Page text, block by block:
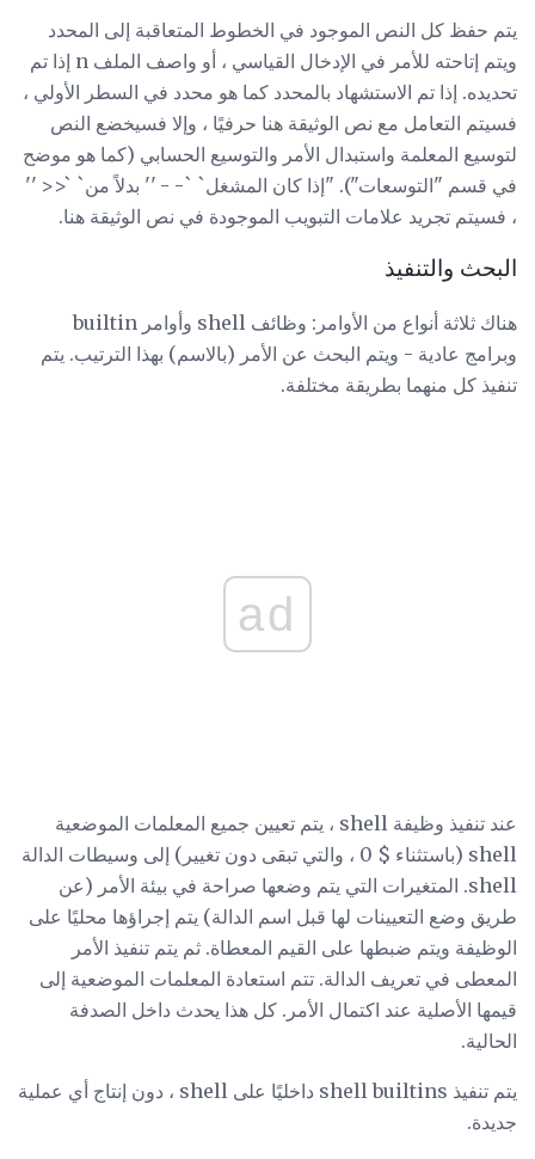
يتم حفظ كل النص الموجود في الخطوط المتعاقبة إلى المحدد
ويتم إتاحته للأمر في الإدخال القياسي ، أو واصف الملف n إذا تم
تحديده. إذا تم الاستشهاد بالمحدد كما هو محدد في السطر الأولي ،
فسيتم التعامل مع نص الوثيقة هنا حرفيًا ، وإلا فسيخضع النص
لتوسيع المعلمة واستبدال الأمر والتوسيع الحسابي (كما هو موضح
في قسم "التوسعات"). "إذا كان المشغل` `- - '' بدلاً من` `<< ''
، فسيتم تجريد علامات التبويب الموجودة في نص الوثيقة هنا.
البحث والتنفيذ
هناك ثلاثة أنواع من الأوامر: وظائف shell وأوامر builtin
وبرامج عادية - ويتم البحث عن الأمر (بالاسم) بهذا الترتيب. يتم
تنفيذ كل منهما بطريقة مختلفة.
ad
عند تنفيذ وظيفة shell ، يتم تعيين جميع المعلمات الموضعية
shell (باستثناء $ 0 ، والتي تبقى دون تغيير) إلى وسيطات الدالة
shell. المتغيرات التي يتم وضعها صراحة في بيئة الأمر (عن
طريق وضع التعيينات لها قبل اسم الدالة) يتم إجراؤها محليًا على
الوظيفة ويتم ضبطها على القيم المعطاة. ثم يتم تنفيذ الأمر
المعطى في تعريف الدالة. تتم استعادة المعلمات الموضعية إلى
قيمها الأصلية عند اكتمال الأمر. كل هذا يحدث داخل الصدفة
الحالية.
يتم تنفيذ shell builtins داخليًا على shell ، دون إنتاج أي عملية
جديدة.